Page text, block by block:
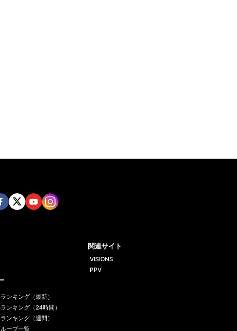
ンキング（最新）
ンキング（24時間）
ンキング（週間）
ープ一覧
関連サイト
VISIONS
PPV